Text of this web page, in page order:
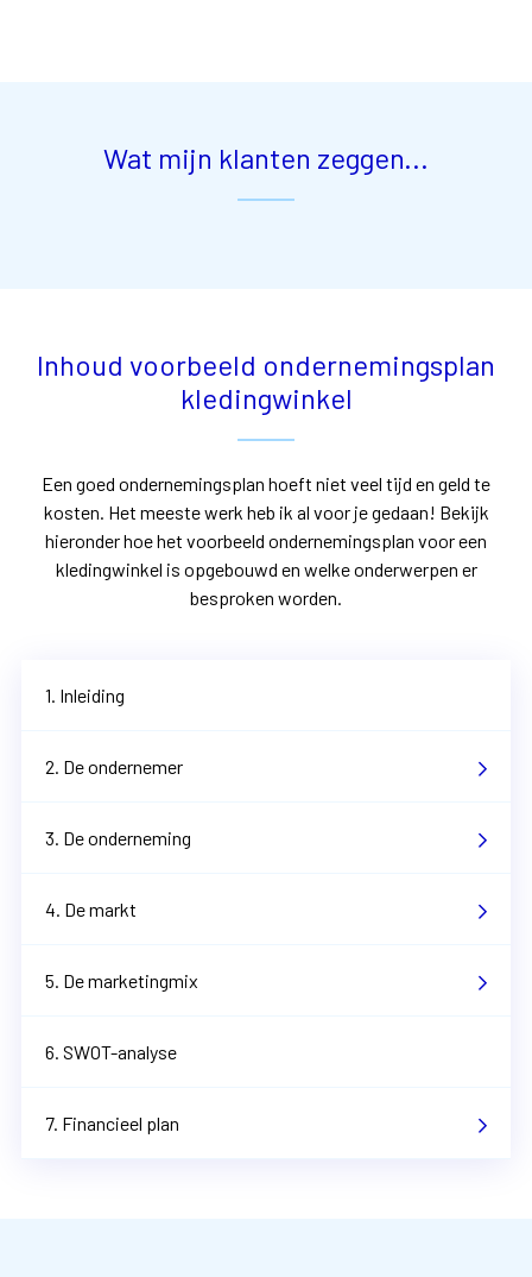
Wat mijn klanten zeggen...
Inhoud voorbeeld ondernemingsplan
kledingwinkel
Een goed ondernemingsplan hoeft niet veel tijd en geld te
kosten. Het meeste werk heb ik al voor je gedaan! Bekijk
hieronder hoe het voorbeeld ondernemingsplan voor een
kledingwinkel is opgebouwd en welke onderwerpen er
besproken worden.
1. Inleiding
2. De ondernemer
3. De onderneming
4. De markt
5. De marketingmix
6. SWOT-analyse
7. Financieel plan